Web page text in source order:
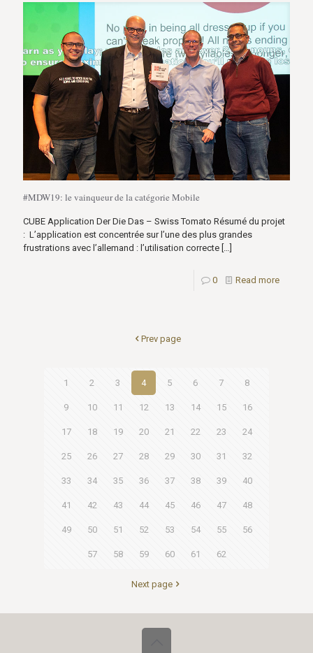
#MDW19: le vainqueur de la catégorie Mobile
CUBE Application Der Die Das – Swiss Tomato Résumé du projet
: L’application est concentrée sur l’une des plus grandes
frustrations avec l’allemand : l’utilisation correcte
0 Read more
Prev page
1 2 3 4 5 6 7 8
9 10 11 12 13 14 15 16
17 18 19 20 21 22 23 24
25 26 27 28 29 30 31 32
33 34 35 36 37 38 39 40
41 42 43 44 45 46 47 48
49 50 51 52 53 54 55 56
57 58 59 60 61 62
Next page